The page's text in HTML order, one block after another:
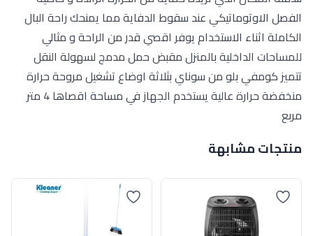
الفصل الاوتوماتيكي عند سقوط الدفاية مما يمنحك راحة البال
الكاملة اثناء الاستخدام يوفر اقصي قدر من الراحة و مثالي
للمساحات الداخلية بالمنزل مقبض حمل مدمج لسهولة النقل
تتميز كومفي بلو من سوناي بثلاثة اوضاع تشغيل مروحة حرارة
منخفضة حرارة عالية يستخدم الجهاز في مساحة اقصاها 4 متر
مربع
منتجات مشابهة